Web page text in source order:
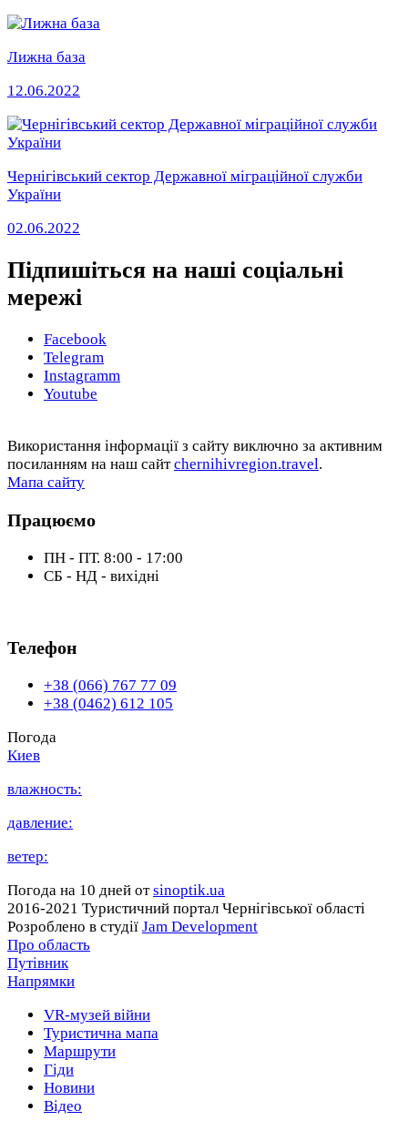
Лижна база
12.06.2022
Чернігівський сектор Державної міграційної служби
України
02.06.2022
Підпишіться на наші соціальні
мережі
Facebook
Telegram
Instagramm
Youtube
Використання інформації з сайту виключно за активним
посиланням на наш сайтchernihivregion.travel.
Мапа сайту
Працюємо
ПН - ПТ. 8:00 - 17:00
СБ - НД - вихідні
Телефон
+38 (066) 767 77 09
+38 (0462) 612 105
Погода
Киев
влажность:
давление:
ветер:
Погода на 10 дней отsinoptik.ua
2016-2021 Туристичний портал Чернігівської області
Розроблено в студії Jam Development
Про область
Путівник
Напрямки
VR-музей війни
Туристична мапа
Маршрути
Гіди
Новини
Відео